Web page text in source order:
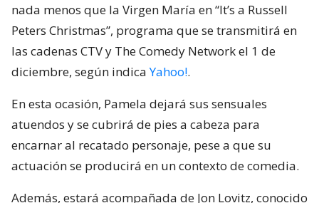
nada menos que la Virgen María en “It’s a Russell
Peters Christmas”, programa que se transmitirá en
las cadenas CTV y The Comedy Network el 1 de
diciembre, según indicaYahoo!.
En esta ocasión, Pamela dejará sus sensuales
atuendos y se cubrirá de pies a cabeza para
encarnar al recatado personaje, pese a que su
actuación se producirá en un contexto de comedia.
Además, estará acompañada de Jon Lovitz, conocido